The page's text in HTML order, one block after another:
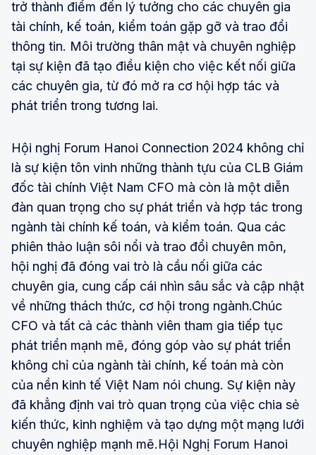
trở thành điểm đến lý tưởng cho các chuyên gia
tài chính, kế toán, kiểm toán gặp gỡ và trao đổi
thông tin. Môi trường thân mật và chuyên nghiệp
tại sự kiện đã tạo điều kiện cho việc kết nối giữa
các chuyên gia, từ đó mở ra cơ hội hợp tác và
phát triển trong tương lai.
Hội nghị Forum Hanoi Connection 2024 không chỉ
là sự kiện tôn vinh những thành tựu của CLB Giám
đốc tài chính Việt Nam CFO mà còn là một diễn
đàn quan trọng cho sự phát triển và hợp tác trong
ngành tài chính kế toán, và kiểm toán. Qua các
phiên thảo luận sôi nổi và trao đổi chuyên môn,
hội nghị đã đóng vai trò là cầu nối giữa các
chuyên gia, cung cấp cái nhìn sâu sắc và cập nhật
về những thách thức, cơ hội trong ngành.Chúc
CFO và tất cả các thành viên tham gia tiếp tục
phát triển mạnh mẽ, đóng góp vào sự phát triển
không chỉ của ngành tài chính, kế toán mà còn
của nền kinh tế Việt Nam nói chung. Sự kiện này
đã khẳng định vai trò quan trọng của việc chia sẻ
kiến thức, kinh nghiệm và tạo dựng một mạng lưới
chuyên nghiệp mạnh mẽ.Hội Nghị Forum Hanoi